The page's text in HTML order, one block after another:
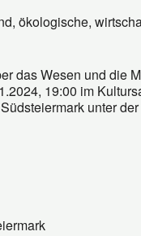
ökologische,
das Wesen und die
19:00 im
unter